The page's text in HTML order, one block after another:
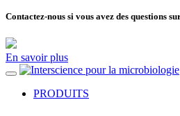
Contactez-nous si vous avez des questions
En savoir plus
pour la microbiologie
PRODUITS